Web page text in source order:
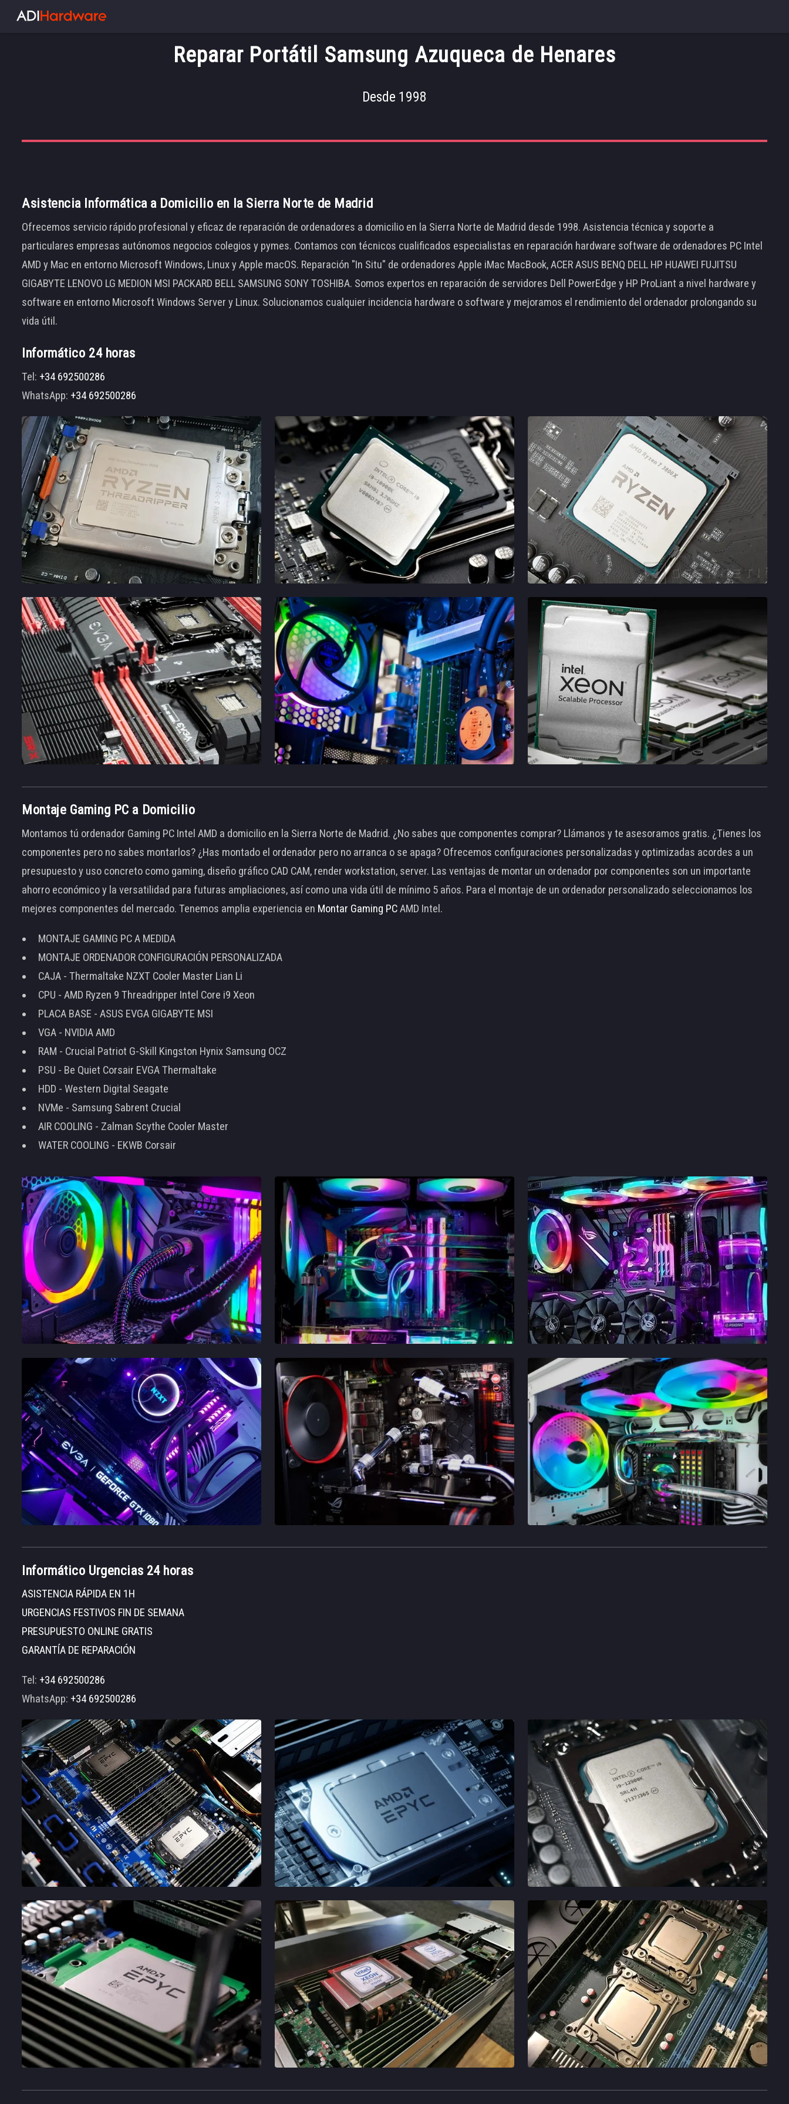
Reparar Portátil Samsung Azuqueca de Henares
Desde 1998
Asistencia Informática a Domicilio en la Sierra Norte de Madrid
Ofrecemos servicio rápido profesional y eficaz de reparación de ordenadores a domicilio en la Sierra Norte de Madrid desde 1998. Asistencia técnica y soporte a
particulares empresas autónomos negocios colegios y pymes. Contamos con técnicos cualificados especialistas en reparación hardware software de ordenadores PC Intel
AMD y Mac en entorno Microsoft Windows, Linux y Apple macOS. Reparación "In Situ" de ordenadores Apple iMac MacBook, ACER ASUS BENQ DELL HP HUAWEI FUJITSU
GIGABYTE LENOVO LG MEDION MSI PACKARD BELL SAMSUNG SONY TOSHIBA. Somos expertos en reparación de servidores Dell PowerEdge y HP ProLiant a nivel hardware y
software en entorno Microsoft Windows Server y Linux. Solucionamos cualquier incidencia hardware o software y mejoramos el rendimiento del ordenador prolongando su
vida útil.
Informático 24 horas
Tel: +34 692500286
WhatsApp: +34 692500286
Montaje Gaming PC a Domicilio
Montamos tú ordenador Gaming PC Intel AMD a domicilio en la Sierra Norte de Madrid. ¿No sabes que componentes comprar? Llámanos y te asesoramos gratis. ¿Tienes los
componentes pero no sabes montarlos? ¿Has montado el ordenador pero no arranca o se apaga? Ofrecemos configuraciones personalizadas y optimizadas acordes a un
presupuesto y uso concreto como gaming, diseño gráfico CAD CAM, render workstation, server. Las ventajas de montar un ordenador por componentes son un importante
ahorro económico y la versatilidad para futuras ampliaciones, así como una vida útil de mínimo 5 años. Para el montaje de un ordenador personalizado seleccionamos los
mejores componentes del mercado. Tenemos amplia experiencia en Montar Gaming PCAMD Intel.
MONTAJE GAMING PC A MEDIDA
MONTAJE ORDENADOR CONFIGURACIÓN PERSONALIZADA
CAJA - Thermaltake NZXT Cooler Master Lian Li
CPU - AMD Ryzen 9 Threadripper Intel Core i9 Xeon
PLACA BASE - ASUS EVGA GIGABYTE MSI
VGA - NVIDIA AMD
RAM - Crucial Patriot G-Skill Kingston Hynix Samsung OCZ
PSU - Be Quiet Corsair EVGA Thermaltake
HDD - Western Digital Seagate
NVMe - Samsung Sabrent Crucial
AIR COOLING - Zalman Scythe Cooler Master
WATER COOLING - EKWB Corsair
Informático Urgencias 24 horas
ASISTENCIA RÁPIDA EN 1H
URGENCIAS FESTIVOS FIN DE SEMANA
PRESUPUESTO ONLINE GRATIS
GARANTÍA DE REPARACIÓN
Tel: +34 692500286
WhatsApp: +34 692500286